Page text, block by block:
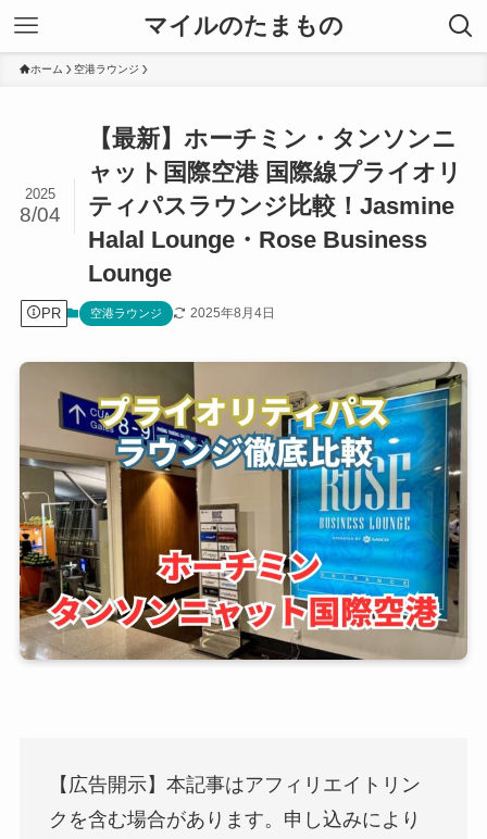
マイルのたまもの
ホーム 空港ラウンジ
【最新】ホーチミン・タンソンニ
ャット国際空港 国際線プライオリ
ティパスラウンジ比較！Jasmine
Halal Lounge・Rose Business
Lounge
2025
8/04
PR 空港ラウンジ 2025年8月4日
【広告開示】本記事はアフィリエイトリン
クを含む場合があります。申し込みにより